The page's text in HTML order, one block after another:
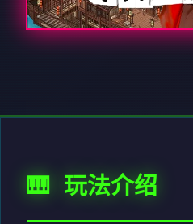
🎹 玩法介绍